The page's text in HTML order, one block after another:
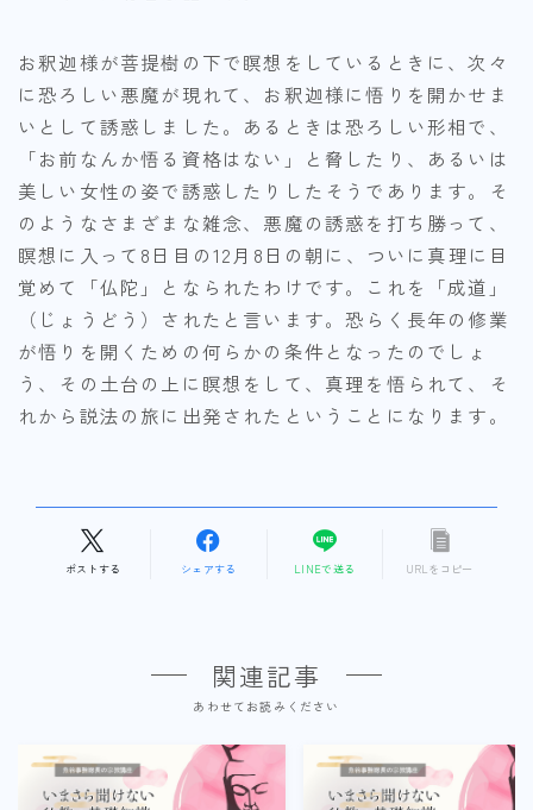
お釈迦様が菩提樹の下で瞑想をしているときに、次々
に恐ろしい悪魔が現れて、お釈迦様に悟りを開かせま
いとして誘惑しました。あるときは恐ろしい形相で、
「お前なんか悟る資格はない」と脅したり、あるいは
美しい女性の姿で誘惑したりしたそうであります。そ
のようなさまざまな雑念、悪魔の誘惑を打ち勝って、
瞑想に入って8日目の12月8日の朝に、ついに真理に目
覚めて「仏陀」となられたわけです。これを「成道」
（じょうどう）されたと言います。恐らく長年の修業
が悟りを開くための何らかの条件となったのでしょ
う、その土台の上に瞑想をして、真理を悟られて、そ
れから説法の旅に出発されたということになります。
ポストする シェアする LINEで送る URLをコピー
関連記事
あわせてお読みください